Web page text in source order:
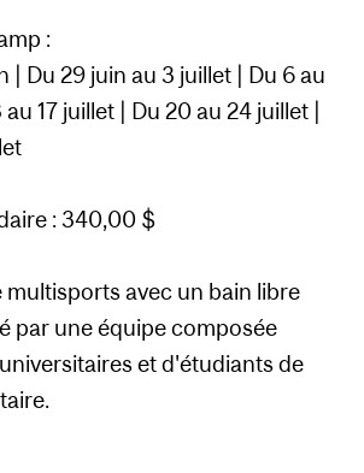
:
| Du 29 juin au 3 juillet | Du 6 au
17 juillet | Du 20 au 24 juillet |
: 340,00 $
multisports avec un bain libre
par une équipe composée
et d'étudiants de